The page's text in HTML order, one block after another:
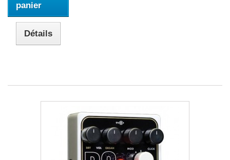
panier
Détails